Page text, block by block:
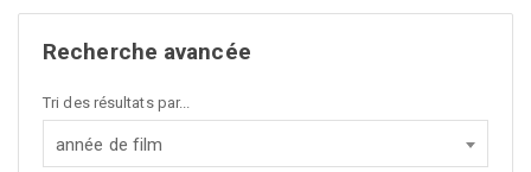
Recherche avancée
Tri des résultats par...
année de film